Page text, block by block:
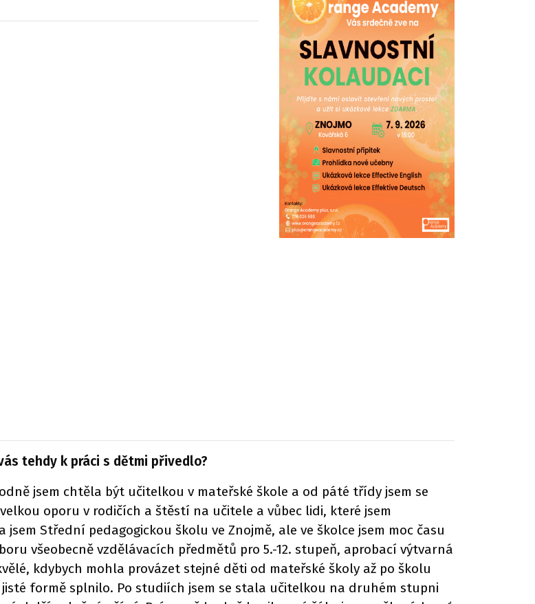
tehdy k práci s dětmi přivedlo?
jsem chtěla být učitelkou v mateřské škole a od páté třídy jsem se
oporu v rodičích a štěstí na učitele a vůbec lidi, které jsem
Střední pedagogickou školu ve Znojmě, ale ve školce jsem moc času
všeobecně vzdělávacích předmětů pro 5.-12. stupeň, aprobací výtvarná
kdybych mohla provázet stejné děti od mateřské školy až po školu
formě splnilo. Po studiích jsem se stala učitelkou na druhém stupni